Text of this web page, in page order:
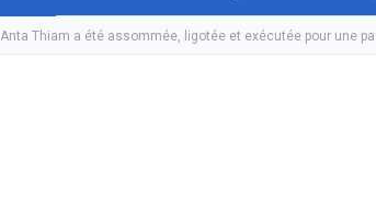
Anta Thiam a été assommée, ligotée et exécutée pour une